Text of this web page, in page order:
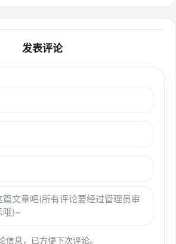
发表评论
信息，已方便下次评论。